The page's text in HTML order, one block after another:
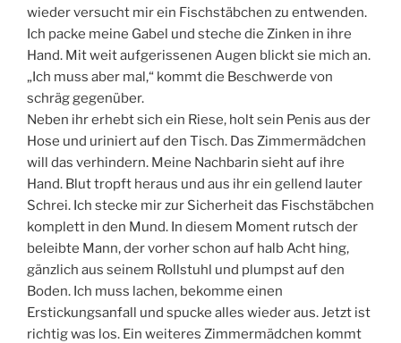
wieder versucht mir ein Fischstäbchen zu entwenden.
Ich packe meine Gabel und steche die Zinken in ihre
Hand. Mit weit aufgerissenen Augen blickt sie mich an.
„Ich muss aber mal,“ kommt die Beschwerde von
schräg gegenüber.
Neben ihr erhebt sich ein Riese, holt sein Penis aus der
Hose und uriniert auf den Tisch. Das Zimmermädchen
will das verhindern. Meine Nachbarin sieht auf ihre
Hand. Blut tropft heraus und aus ihr ein gellend lauter
Schrei. Ich stecke mir zur Sicherheit das Fischstäbchen
komplett in den Mund. In diesem Moment rutsch der
beleibte Mann, der vorher schon auf halb Acht hing,
gänzlich aus seinem Rollstuhl und plumpst auf den
Boden. Ich muss lachen, bekomme einen
Erstickungsanfall und spucke alles wieder aus. Jetzt ist
richtig was los. Ein weiteres Zimmermädchen kommt